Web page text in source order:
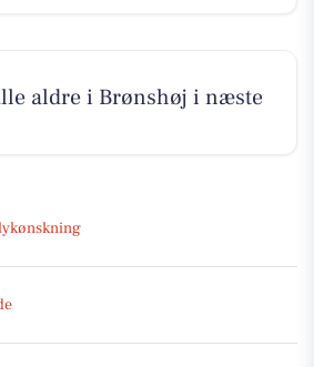
aldre i Brønshøj i næste